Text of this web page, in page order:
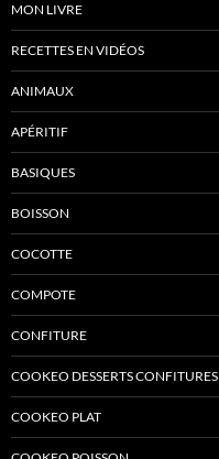
MON LIVRE
RECETTES EN VIDÉOS
ANIMAUX
APÉRITIF
BASIQUES
BOISSON
COCOTTE
COMPOTE
CONFITURE
COOKEO DESSERTS CONFITURES
COOKEO PLAT